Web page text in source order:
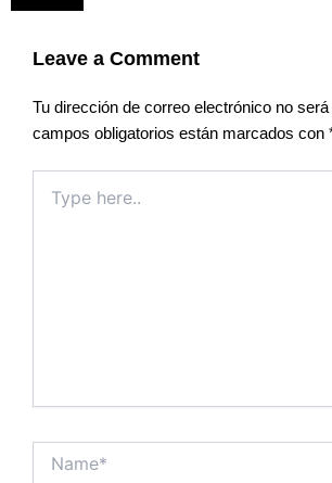
Leave a Comment
Tu dirección de correo electrónico no será
campos obligatorios están marcados con
here..